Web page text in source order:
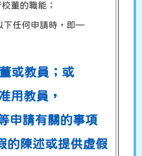
董的職能；
下任何申請時，即—
或教員；或
用教員，
申請有關的事項
的陳述或提供虛假